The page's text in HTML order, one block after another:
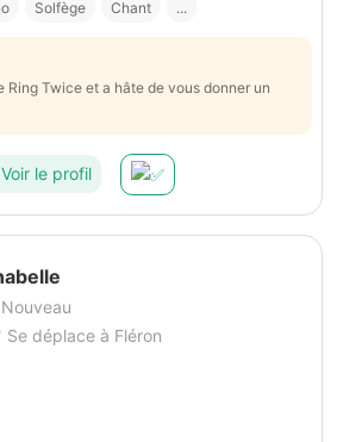
Solfège Chant ...
Ring Twice et a hâte de vous donner un
Voir le profil
Nouveau
Se déplace à Fléron